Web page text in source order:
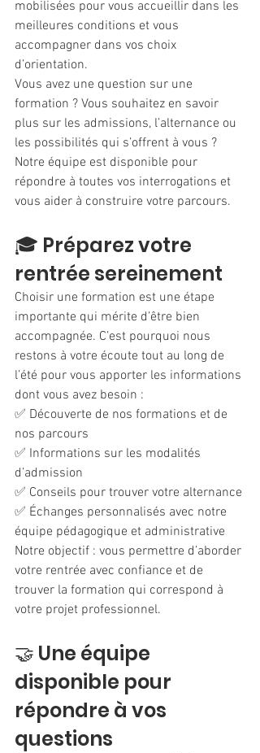
mobilisées pour vous accueillir dans les
meilleures conditions et vous
accompagner dans vos choix
d’orientation.
Vous avez une question sur une
formation ? Vous souhaitez en savoir
plus sur les admissions, l’alternance ou
les possibilités qui s’offrent à vous ?
Notre équipe est disponible pour
répondre à toutes vos interrogations et
vous aider à construire votre parcours.
🎓 Préparez votre
rentrée sereinement
Choisir une formation est une étape
importante qui mérite d’être bien
accompagnée. C’est pourquoi nous
restons à votre écoute tout au long de
l’été pour vous apporter les informations
dont vous avez besoin :
✅ Découverte de nos formations et de
nos parcours
✅ Informations sur les modalités
d’admission
✅ Conseils pour trouver votre alternance
✅ Échanges personnalisés avec notre
équipe pédagogique et administrative
Notre objectif : vous permettre d’aborder
votre rentrée avec confiance et de
trouver la formation qui correspond à
votre projet professionnel.
🤝 Une équipe
disponible pour
répondre à vos
questions